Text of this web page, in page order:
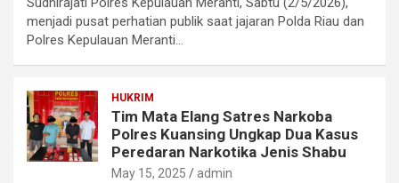
menjadi pusat perhatian publik saat jajaran Polda Riau dan
Polres Kepulauan Meranti…
HUKRIM
Tim Mata Elang Satres Narkoba
Polres Kuansing Ungkap Dua Kasus
Peredaran Narkotika Jenis Shabu
May 15, 2025 admin